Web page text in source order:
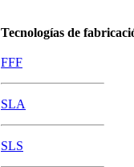
Tecnologías de
FFF
SLA
SLS